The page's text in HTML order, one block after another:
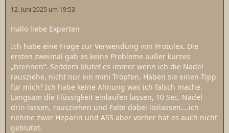
12. Juni 2025 um 19:53
Hallo liebe Experten
Ich habe eine Frage zur Verwendung von Protulex. Die
ersten zweimal gab es keine Probleme außer kurzes
„brennen“. Seitdem blutet es immer wenn ich die Nadel
rausziehe, nicht nur ein mini Tropfen. Haben sie einen Tipp
für mich? Ich habe keine Ahnung was ich falsch mache.
Langsam die Flüssigkeit einlaufen lassen, 10 Sec. Nadel
drin lassen, rausziehen und Falte dabei loslassen….ich
nehme zwar Heparin und ASS aber vorher hat es auch nicht
geblutet.